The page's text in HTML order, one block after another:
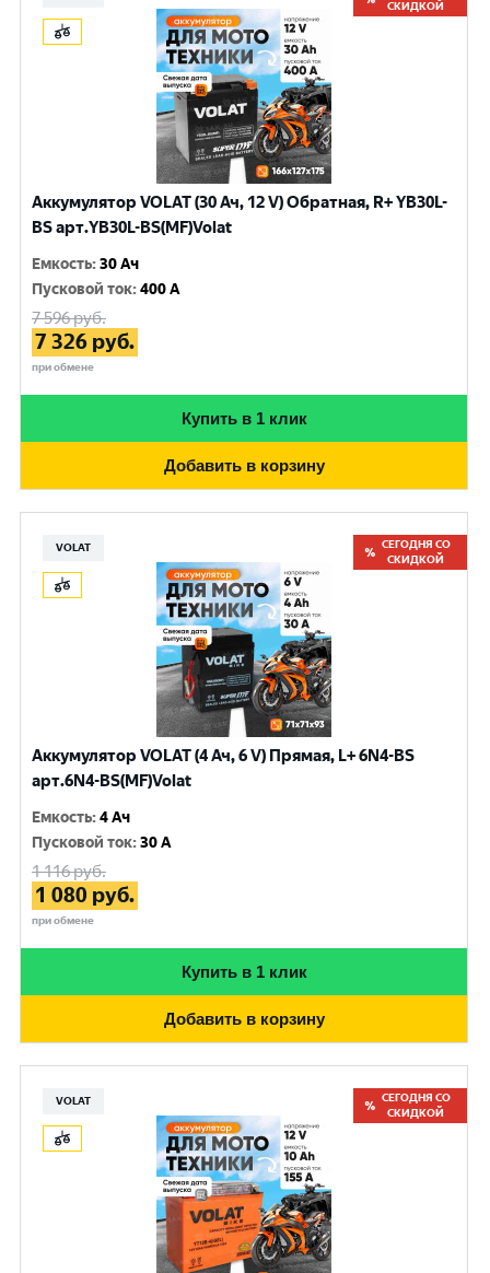
СКИДКОЙ
Аккумулятор VOLAT (30 Ач, 12 V) Обратная, R+ YB30L-
BS арт.YB30L-BS(MF)Volat
Емкость:30 Ач
Пусковой ток:400 A
7 596руб.
7 326 руб.
при обмене
Купить в 1 клик
Добавить в корзину
VOLAT
СЕГОДНЯ СО
СКИДКОЙ
Аккумулятор VOLAT (4 Ач, 6 V) Прямая, L+ 6N4-BS
арт.6N4-BS(MF)Volat
Емкость:4 Ач
Пусковой ток:30 A
1 116руб.
1 080 руб.
при обмене
Купить в 1 клик
Добавить в корзину
VOLAT
СЕГОДНЯ СО
СКИДКОЙ